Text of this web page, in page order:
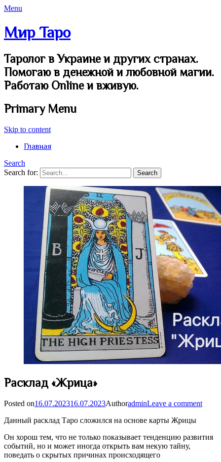
Menu
Мир Таро
Таролог в Украине и других странах.
Помогаю в денежной и любовной магии.
Работаю Online и вживую.
Primary Menu
Skip to content
Главная
Search
Search for:
Расклад «Жрица»
Posted on16.07.202316.07.2023AuthoradminLeave a comment
Данный расклад Таро сложился на основе карты Жрицы
Он хорош тем, что не только показывает тенденцию развития
событий, но и может иногда открыть вам некую тайну,
поведать о скрытых причинах происходящего